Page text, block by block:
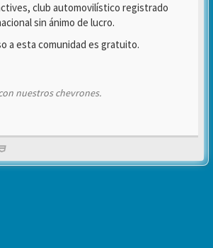
club automovilístico registrado
sin ánimo de lucro.
a esta comunidad es gratuito.
nuestros chevrones.